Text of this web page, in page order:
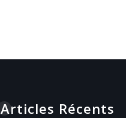
Articles Récents